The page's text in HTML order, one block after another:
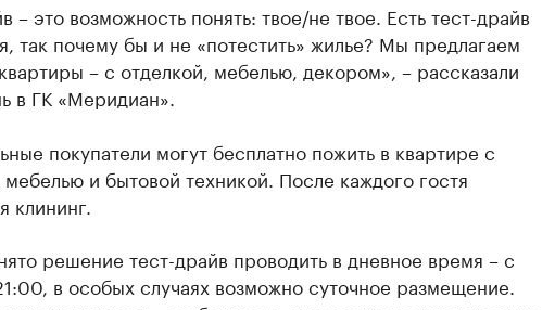
– это возможность понять: твое/не твое. Есть тест-драйв
так почему бы и не «потестить» жилье? Мы предлагаем
– с отделкой, мебелью, декором», – рассказали
в ГК «Меридиан».
покупатели могут бесплатно пожить в квартире с
и бытовой техникой. После каждого гостя
клининг.
решение тест-драйв проводить в дневное время – с
в особых случаях возможно суточное размещение.